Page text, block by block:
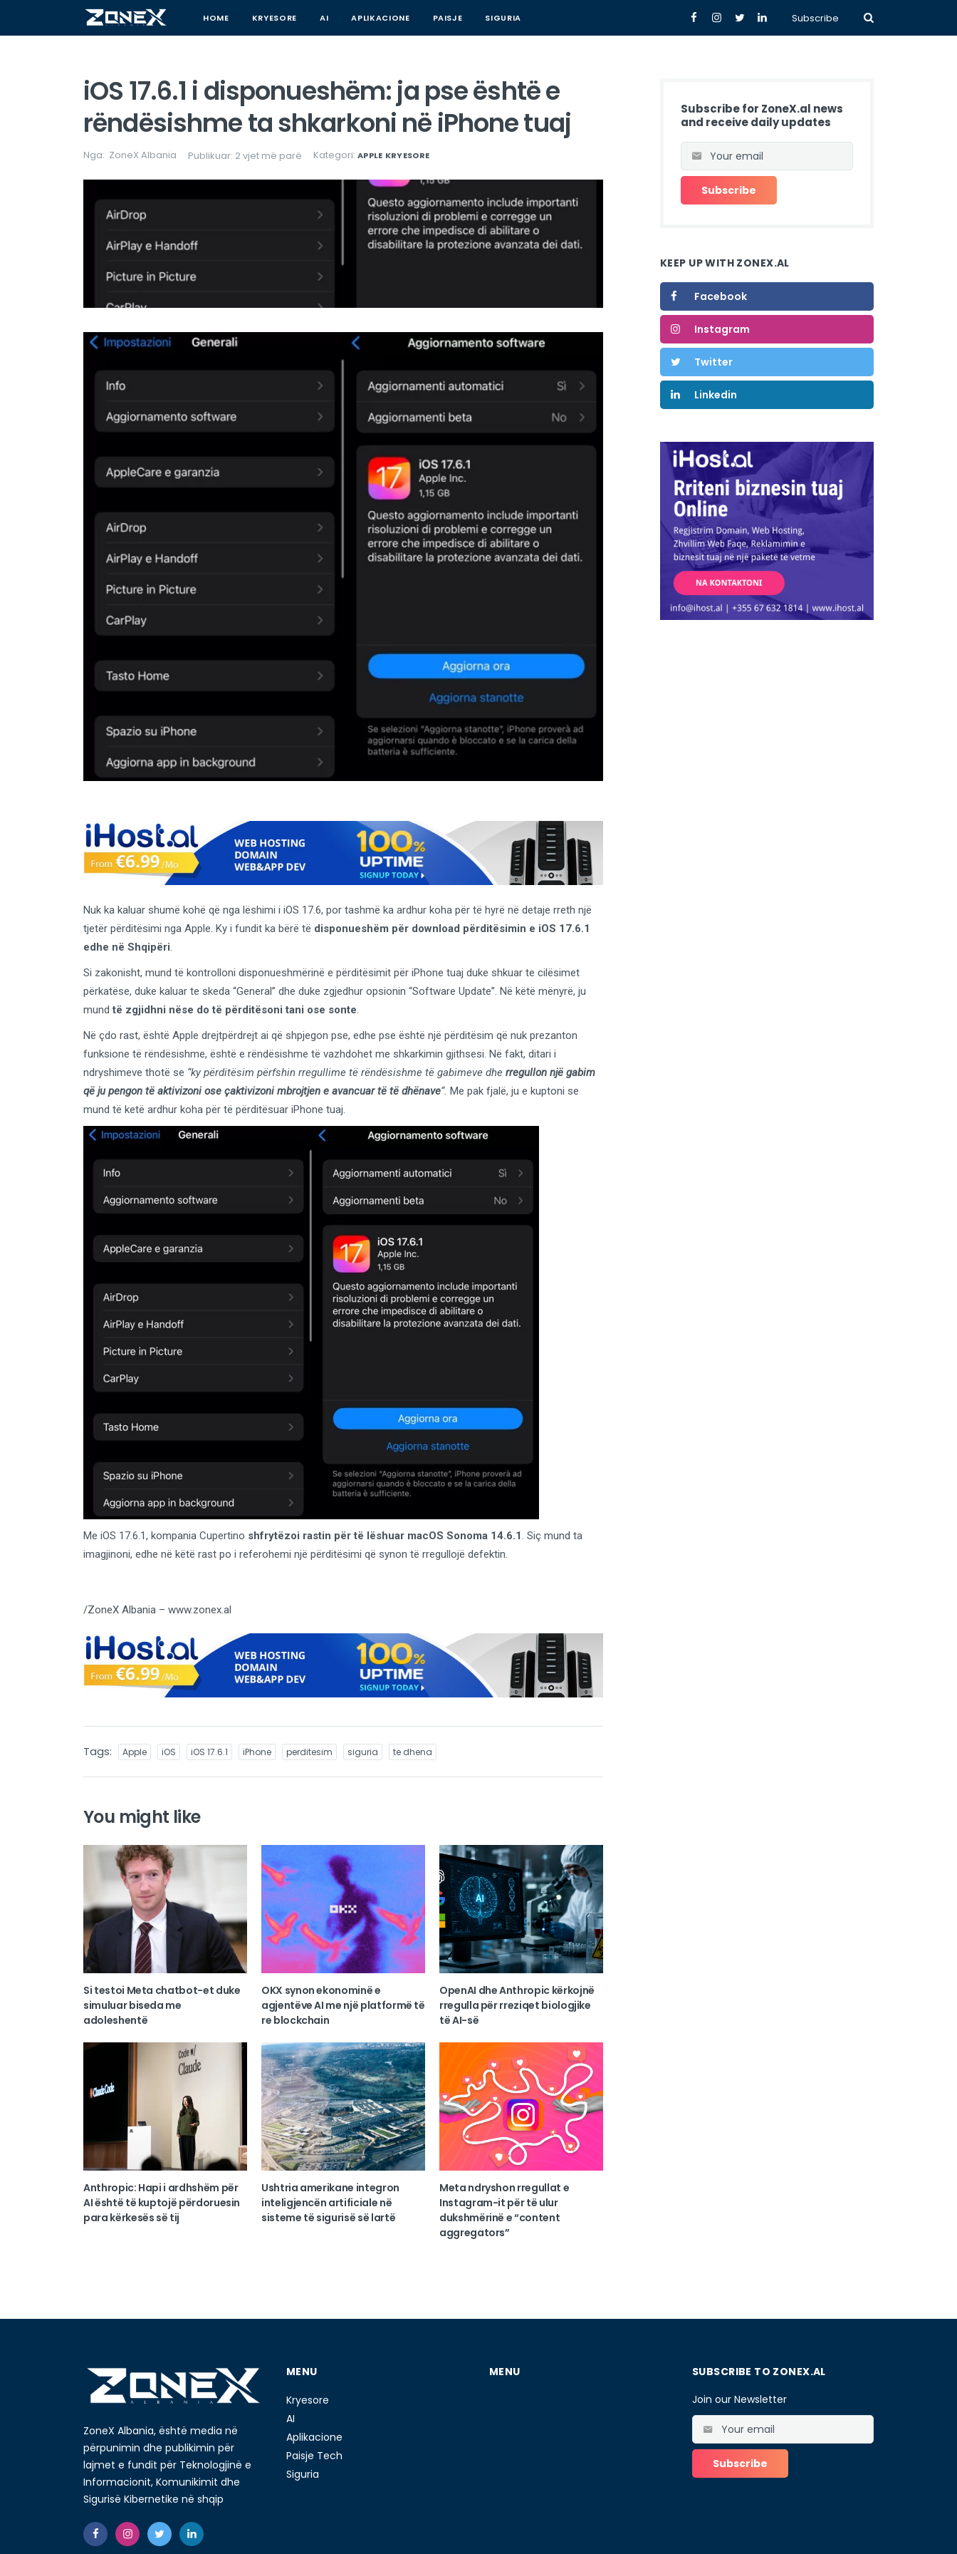
HOME KRYESORE AI APLIKACIONE PAISJE SIGURIA Subscribe
iOS 17.6.1 i disponueshëm: ja pse është e
rëndësishme ta shkarkoni në iPhone tuaj
Nga: ZoneX Albania Publikuar: 2 vjet më parë Kategori: APPLE KRYESORE
Nuk ka kaluar shumë kohë që nga lëshimi i iOS 17.6, por tashmë ka ardhur koha për të hyrë në detaje rreth një
tjetër përditësimi nga Apple. Ky i fundit ka bërë të disponueshëm për download përditësimin e iOS 17.6.1
edhe në Shqipëri.
Si zakonisht, mund të kontrolloni disponueshmërinë e përditësimit për iPhone tuaj duke shkuar te cilësimet
përkatëse, duke kaluar te skeda “General” dhe duke zgjedhur opsionin “Software Update”. Në këtë mënyrë, ju
mundtë zgjidhni nëse do të përditësoni tani ose sonte.
Në çdo rast, është Apple drejtpërdrejt ai që shpjegon pse, edhe pse është një përditësim që nuk prezanton
funksione të rëndësishme, është e rëndësishme të vazhdohet me shkarkimin gjithsesi. Në fakt, ditari i
ndryshimeve thotë se “ky përditësim përfshin rregullime të rëndësishme të gabimeve dhe rregullon një gabim
që ju pengon të aktivizoni ose çaktivizoni mbrojtjen e avancuar të të dhënave“. Me pak fjalë, ju e kuptoni se
mund të ketë ardhur koha për të përditësuar iPhone tuaj.
Me iOS 17.6.1, kompania Cupertino shfrytëzoi rastin për të lëshuar macOS Sonoma 14.6.1. Siç mund ta
imagjinoni, edhe në këtë rast po i referohemi një përditësimi që synon të rregullojë defektin.
/ZoneX Albania – www.zonex.al
Tags: Apple iOS iOS 17.6.1 iPhone perditesim siguria te dhena
You might like
Si testoi Meta chatbot-et duke
simuluar biseda me
adoleshentë
OKX synon ekonominë e
agjentëve AI me një platformë të
re blockchain
OpenAI dhe Anthropic kërkojnë
rregulla për rreziqet biologjike
të AI-së
Anthropic: Hapi i ardhshëm për
AI është të kuptojë përdoruesin
para kërkesës së tij
Ushtria amerikane integron
inteligjencën artificiale në
sisteme të sigurisë së lartë
Meta ndryshon rregullat e
Instagram-it për të ulur
dukshmërinë e “content
aggregators”
Subscribe for ZoneX.al news
and receive daily updates
KEEP UP WITH ZONEX.AL
Facebook
Instagram
Twitter
Linkedin
ZoneX Albania, është media në
përpunimin dhe publikimin për
lajmet e fundit për Teknologjinë e
Informacionit, Komunikimit dhe
Sigurisë Kibernetike në shqip
MENU
Kryesore
AI
Aplikacione
Paisje Tech
Siguria
MENU
SUBSCRIBE TO ZONEX.AL
Join our Newsletter